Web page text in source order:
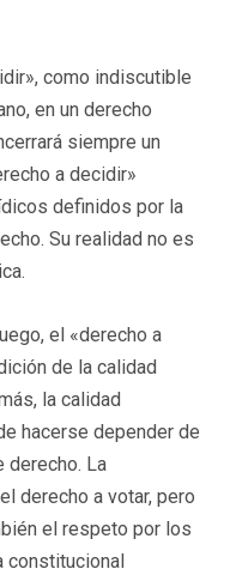
como indiscutible
en un derecho
siempre un
a decidir»
definidos por la
Su realidad no es
el «derecho a
de la calidad
la calidad
hacerse depender de
derecho. La
derecho a votar, pero
el respeto por los
constitucional